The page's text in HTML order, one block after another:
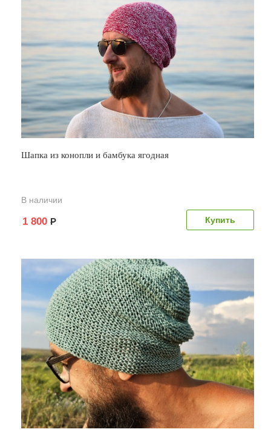
Шапка из конопли и бамбука ягодная
В наличии
1 800 Р